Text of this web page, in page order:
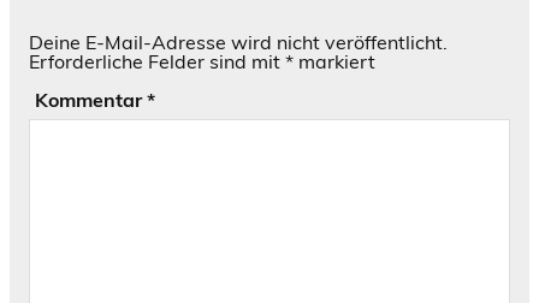
Deine E-Mail-Adresse wird nicht veröffentlicht.
Erforderliche Felder sind mit * markiert
Kommentar*